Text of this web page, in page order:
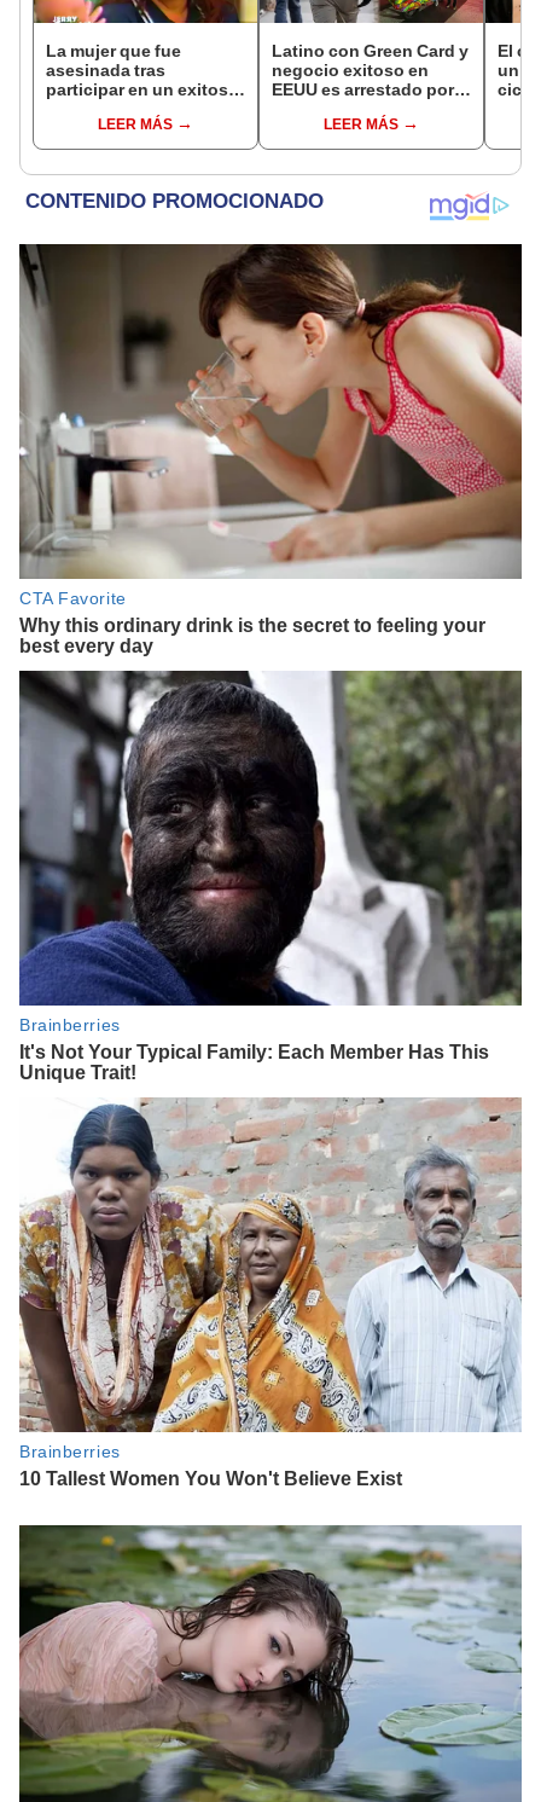
La mujer que fue
asesinada tras
participar en un exitoso
su exesposo y la
amante
LEER MÁS
Latino con Green Card y
negocio exitoso en
EEUU es arrestado por
vendedor ambulante a
los 11 años
LEER MÁS
El
un